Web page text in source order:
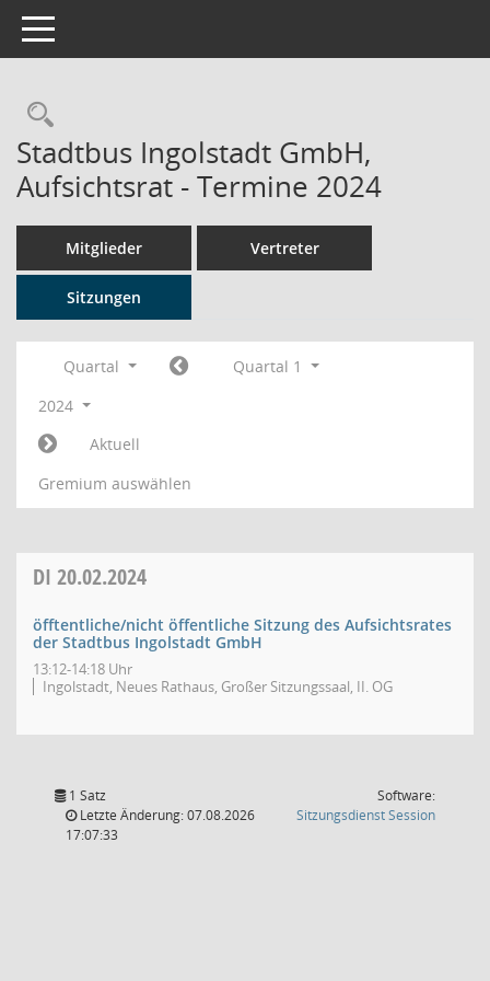
Toggle navigation
Rechercheauswahl
Stadtbus Ingolstadt GmbH,
Aufsichtsrat - Termine 2024
Mitglieder Vertreter
Sitzungen
Quartal
Quartal 1
2024
Aktuell
Gremium auswählen
DI 20.02.2024
öfftentliche/nicht öffentliche Sitzung des Aufsichtsrates
der Stadtbus Ingolstadt GmbH
13:12-14:18 Uhr
Ingolstadt, Neues Rathaus, Großer Sitzungssaal, II. OG
1 Satz
Letzte Änderung: 07.08.2026
17:07:33
Software:
SitzungsdienstSession(Wird in